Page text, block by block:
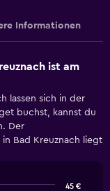
Informationen
ist am
lassen sich in der
buchst, kannst du
Der
Bad Kreuznach liegt
45 €